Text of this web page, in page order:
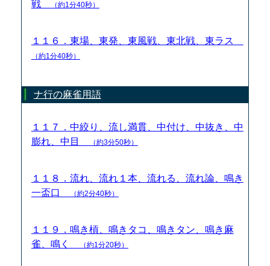
戦
（約1分40秒）
１１６．東場、東発、東風戦、東北戦、東ラス
（約1分40秒）
ナ行の麻雀用語
１１７．中絞り、流し満貫、中付け、中抜き、中
膨れ、中目
（約3分50秒）
１１８．流れ、流れ１本、流れる、流れ論、鳴き
一盃口
（約2分40秒）
１１９．鳴き槓、鳴きタコ、鳴きタン、鳴き麻
雀、鳴く
（約1分20秒）